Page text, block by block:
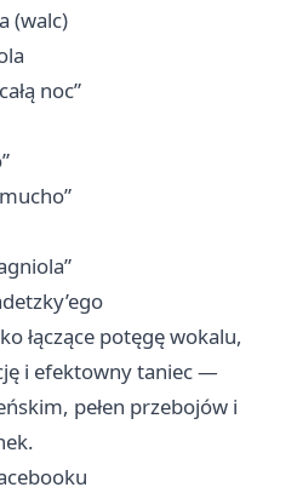
(walc)
noc”
łączące potęgę wokalu,
i efektowny taniec —
pełen przebojów i